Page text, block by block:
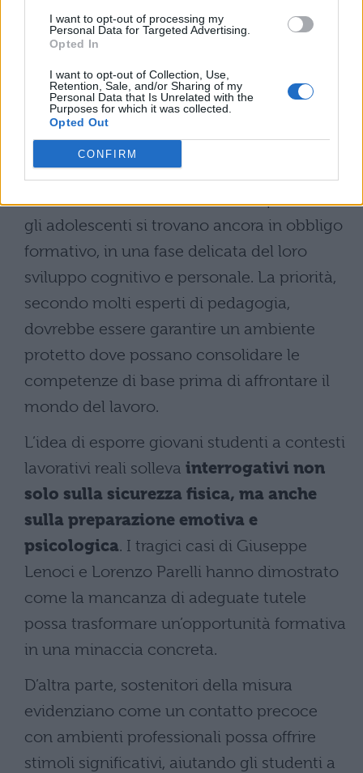
I want to opt-out of processing my
Personal Data for Targeted Advertising.
Opted In
I want to opt-out of Collection, Use,
Retention, Sale, and/or Sharing of my
Personal Data that Is Unrelated with the
Purposes for which it was collected.
Opted Out
CONFIRM
potenziali rischi degli ambienti lavorativi.
Le conseguenze sui più
giovani: diritto allo studio o
sfruttamento?
Il dibattito sull’alternanza scuola-lavoro per
i quindicenni toccaun nervo scoperto del
sistema educativo italiano. A questa età
gli adolescenti si trovano ancora in obbligo
formativo, in una fase delicata del loro
sviluppo cognitivo e personale. La priorità,
secondo molti esperti di pedagogia,
dovrebbe essere garantire un ambiente
protetto dove possano consolidare le
competenze di base prima di affrontare il
mondo del lavoro.
L’idea di esporre giovani studenti a contesti
lavorativi reali solleva interrogativi non
solo sulla sicurezza fisica, ma anche
sulla preparazione emotiva e
psicologica. I tragici casi di Giuseppe
Lenoci e Lorenzo Parelli hanno dimostrato
come la mancanza di adeguate tutele
possa trasformare un’opportunità formativa
in una minaccia concreta.
D’altra parte, sostenitori della misura
evidenziano come un contatto precoce
con ambienti professionali possa offrire
stimoli significativi, aiutando gli studenti a